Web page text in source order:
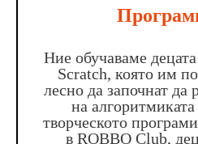
Ние обучаваме децата
Scratch, която им
лесно да започнат да
на
творческото
в ROBBO Club,